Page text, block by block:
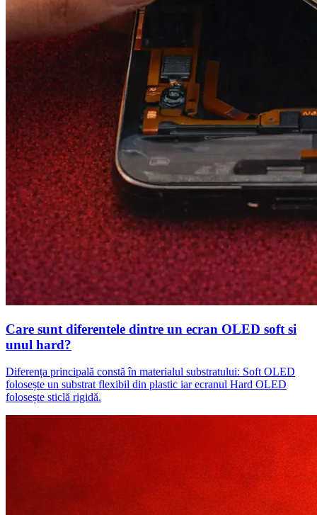
Care sunt diferentele dintre un ecran OLED soft si
unul hard?
Diferența principală constă în materialul substratului: Soft OLED
folosește un substrat flexibil din plastic iar ecranul Hard OLED
folosește sticlă rigidă.